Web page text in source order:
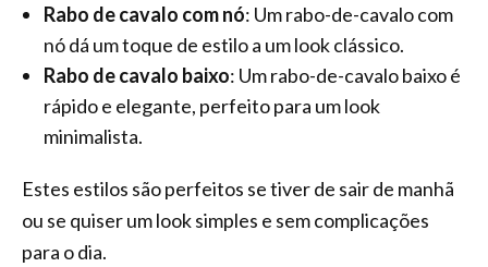
Rabo de cavalo com nó: Um rabo-de-cavalo com
nó dá um toque de estilo a um look clássico.
Rabo de cavalo baixo: Um rabo-de-cavalo baixo é
rápido e elegante, perfeito para um look
minimalista.
Estes estilos são perfeitos se tiver de sair de manhã
ou se quiser um look simples e sem complicações
para o dia.